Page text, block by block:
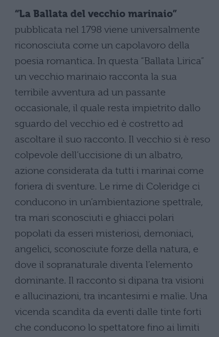
“La Ballata del vecchio marinaio”
pubblicata nel 1798 viene universalmente
riconosciuta come un capolavoro della
poesia romantica. In questa “Ballata Lirica”
un vecchio marinaio racconta la sua
terribile avventura ad un passante
occasionale, il quale resta impietrito dallo
sguardo del vecchio ed è costretto ad
ascoltare il suo racconto. Il vecchio si è reso
colpevole dell’uccisione di un albatro,
azione considerata da tutti i marinai come
foriera di sventure. Le rime di Coleridge ci
conducono in un’ambientazione spettrale,
tra mari sconosciuti e ghiacci polari
popolati da esseri misteriosi, demoniaci,
angelici, sconosciute forze della natura, e
dove il sopranaturale diventa l’elemento
dominante. Il racconto si dipana tra visioni
e allucinazioni, tra incantesimi e malìe. Una
vicenda scandita da eventi dalle tinte forti
che conducono lo spettatore fino ai limiti